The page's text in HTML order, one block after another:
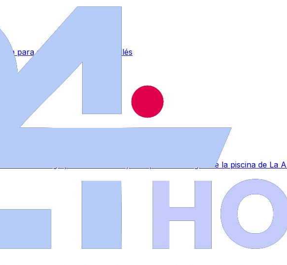
para sustraer otro en La Vellés
un fuerte golpe en la nuca bajando por un tobogán de la piscina de La